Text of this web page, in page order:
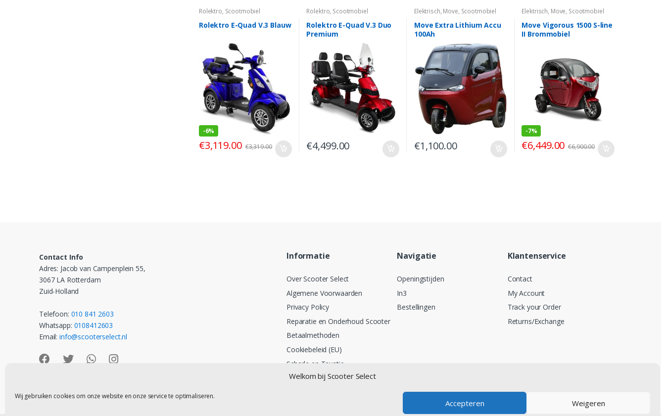
Welkom bij Scooter Select
Wij gebruiken cookies om onze website en onze service te optimaliseren.
Accepteren Weigeren
Rolektro, Scootmobiel
Rolektro E-Quad V.3 Blauw
-6%
€3,119.00 €3,319.00
Rolektro, Scootmobiel
Rolektro E-Quad V.3 Duo
Premium
€4,499.00
Elektrisch, Move, Scootmobiel
Move Extra Lithium Accu
100Ah
€1,100.00
Elektrisch, Move, Scootmobiel
Move Vigorous 1500 S-line
II Brommobiel
-7%
€6,449.00 €6,900.00
Contact Info
Adres: Jacob van Campenplein 55,
3067 LA Rotterdam
Zuid-Holland
Telefoon: 010 841 2603
Whatsapp: 0108412603
Email:info@scooterselect.nl
Informatie
Over Scooter Select
Algemene Voorwaarden
Privacy Policy
Reparatie en Onderhoud Scooter
Betaalmethoden
Cookiebeleid (EU)
Schade en Taxatie
Lease
Navigatie
Openingstijden
In3
Bestellingen
Klantenservice
Contact
My Account
Track your Order
Returns/Exchange